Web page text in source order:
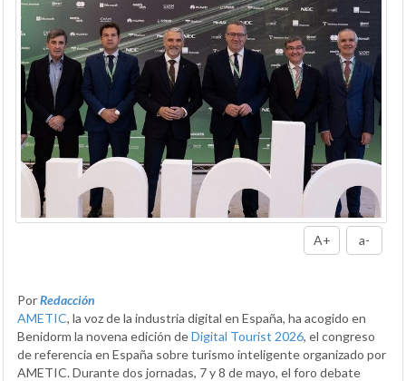
A+ a-
PorRedacción
AMETIC, la voz de la industria digital en España, ha acogido en
Benidorm la novena edición deDigital Tourist 2026, el congreso
de referencia en España sobre turismo inteligente organizado por
AMETIC. Durante dos jornadas, 7 y 8 de mayo, el foro debate